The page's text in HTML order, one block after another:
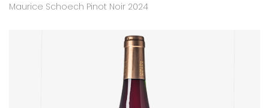
Maurice Schoech Pinot Noir 2024